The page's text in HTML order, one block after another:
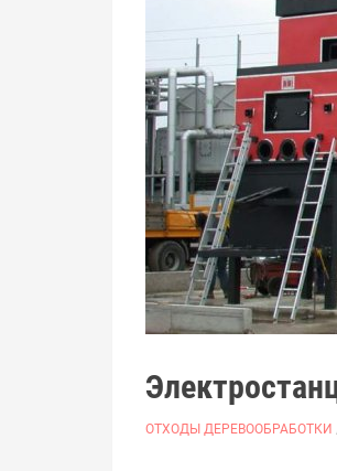
ОТХОДЫ ДЕРЕВООБРАБОТКИ